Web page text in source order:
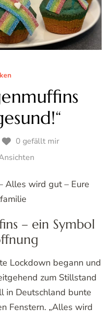
0 gefällt mir
Alles wird gut – Eure
– ein Symbol
Lockdown begann und
zum Stillstand
in Deutschland bunte
Fenstern. „Alles wird